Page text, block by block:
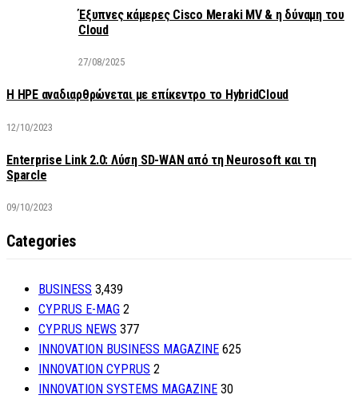
Έξυπνες κάμερες Cisco Meraki MV & η δύναμη του
Cloud
27/08/2025
H HPE αναδιαρθρώνεται με επίκεντρο το HybridCloud
12/10/2023
Enterprise Link 2.0: Λύση SD-WAN από τη Neurosoft και τη
Sparcle
09/10/2023
Categories
BUSINESS 3,439
CYPRUS E-MAG 2
CYPRUS NEWS 377
INNOVATION BUSINESS MAGAZINE 625
INNOVATION CYPRUS 2
INNOVATION SYSTEMS MAGAZINE 30